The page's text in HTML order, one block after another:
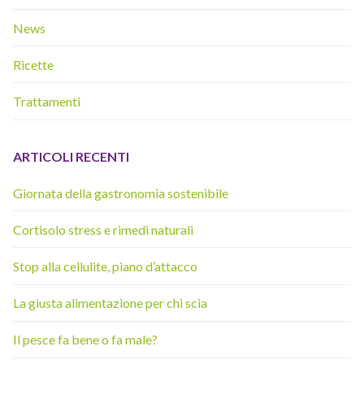
News
Ricette
Trattamenti
ARTICOLI RECENTI
Giornata della gastronomia sostenibile
Cortisolo stress e rimedi naturali
Stop alla cellulite, piano d’attacco
La giusta alimentazione per chi scia
Il pesce fa bene o fa male?